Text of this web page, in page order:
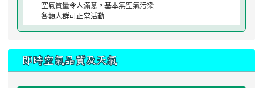
空氣質量令人滿意，基本無空氣污染
各類人群可正常活動
即時空氣品質及天氣